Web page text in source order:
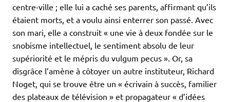
centre-ville ; elle lui a caché ses parents, affirmant qu’ils
étaient morts, et a voulu ainsi enterrer son passé. Avec
son mari, elle a construit « une vie à deux fondée sur le
snobisme intellectuel, le sentiment absolu de leur
supériorité et le mépris du vulgum pecus ». Or, sa
disgrâce l’amène à côtoyer un autre instituteur, Richard
Noget, qui se trouve être un « écrivain à succès, familier
des plateaux de télévision » et propagateur « d’idées